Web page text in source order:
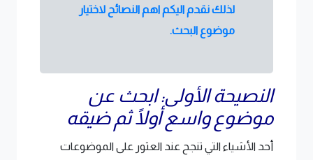
لذلك نقدم اليكم اهم النصائح لاختيار
موضوع البحث.
النصيحة الأولى: ابحث عن
موضوع واسع أولًا ثم ضيقه
أحد الأشياء التي تنجح عند العثور على الموضوعات